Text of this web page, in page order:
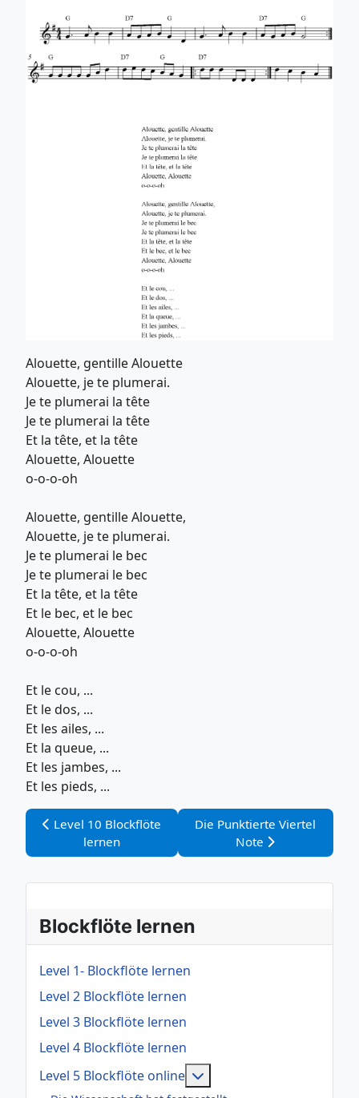
Alouette, gentille Alouette
Alouette, je te plumerai.
Je te plumerai la tête
Je te plumerai la tête
Et la tête, et la tête
Alouette, Alouette
o-o-o-oh
Alouette, gentille Alouette,
Alouette, je te plumerai.
Je te plumerai le bec
Je te plumerai le bec
Et la tête, et la tête
Et le bec, et le bec
Alouette, Alouette
o-o-o-oh
Et le cou, ...
Et le dos, ...
Et les ailes, ...
Et la queue, ...
Et les jambes, ...
Et les pieds, ...
Vorheriger Beitrag: Level 10 Blockflöte lernen
Level 10 Blockflöte
lernen
Nächster Beitrag: Die
Die Punktierte Viertel
Note
Blockflöte lernen
Level 1- Blockflöte lernen
Level 2 Blockflöte lernen
Level 3 Blockflöte lernen
Level 4 Blockflöte lernen
Level 5 Blockflöte online